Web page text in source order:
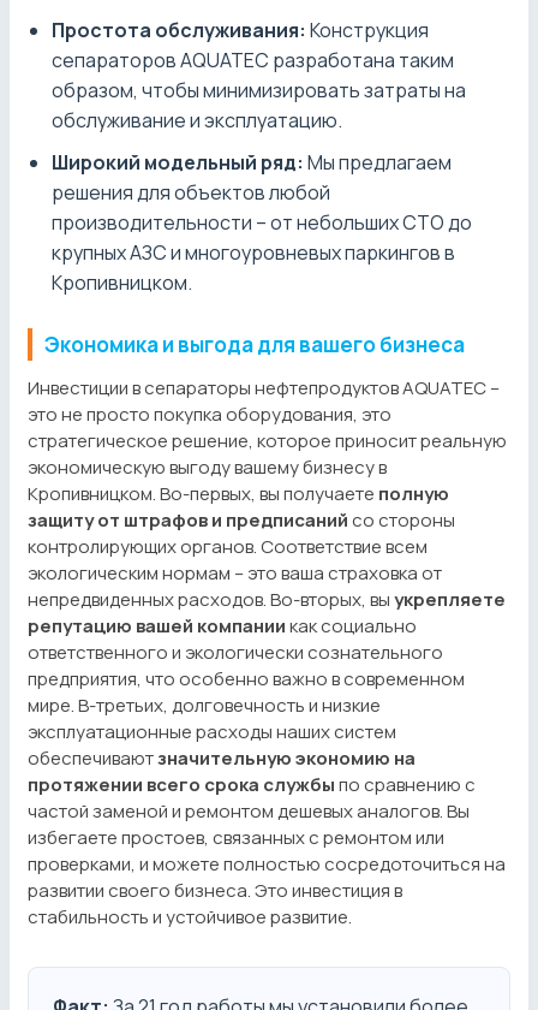
Простота обслуживания: Конструкция
сепараторов AQUATEC разработана таким
образом, чтобы минимизировать затраты на
обслуживание и эксплуатацию.
Широкий модельный ряд: Мы предлагаем
решения для объектов любой
производительности – от небольших СТО до
крупных АЗС и многоуровневых паркингов в
Кропивницком.
Экономика и выгода для вашего бизнеса
Инвестиции в сепараторы нефтепродуктов AQUATEC –
это не просто покупка оборудования, это
стратегическое решение, которое приносит реальную
экономическую выгоду вашему бизнесу в
Кропивницком. Во-первых, вы получаете полную
защиту от штрафов и предписанийсо стороны
контролирующих органов. Соответствие всем
экологическим нормам – это ваша страховка от
непредвиденных расходов. Во-вторых, выукрепляете
репутацию вашей компаниикак социально
ответственного и экологически сознательного
предприятия, что особенно важно в современном
мире. В-третьих, долговечность и низкие
эксплуатационные расходы наших систем
обеспечиваютзначительную экономию на
протяжении всего срока службыпо сравнению с
частой заменой и ремонтом дешевых аналогов. Вы
избегаете простоев, связанных с ремонтом или
проверками, и можете полностью сосредоточиться на
развитии своего бизнеса. Это инвестиция в
стабильность и устойчивое развитие.